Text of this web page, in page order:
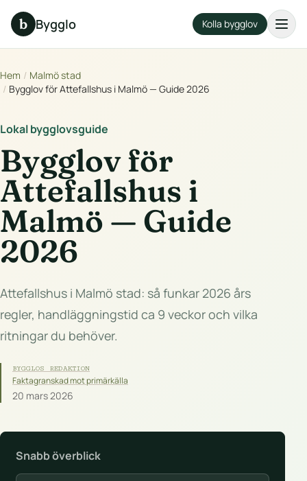
b Bygglo Kolla bygglov
Hem / Malmö stad
/ Bygglov för Attefallshus i Malmö — Guide 2026
Lokal bygglovsguide
Bygglov för
Attefallshus i
Malmö — Guide
2026
Attefallshus i Malmö stad: så funkar 2026 års
regler, handläggningstid ca 9 veckor och vilka
ritningar du behöver.
BYGGLOS REDAKTION
Faktagranskad mot primärkälla
20 mars 2026
Snabb överblick